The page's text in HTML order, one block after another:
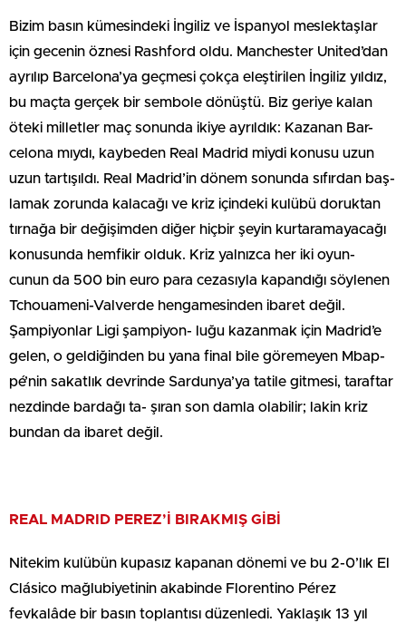
Bizim basın kümesindeki İngiliz ve İspanyol meslektaşlar
için gecenin öznesi Rashford oldu. Manchester United’dan
ayrılıp Barcelona’ya geçmesi çokça eleştirilen İngiliz yıldız,
bu maçta gerçek bir sembole dönüştü. Biz geriye kalan
öteki milletler maç sonunda ikiye ayrıldık: Kazanan Bar-
celona mıydı, kaybeden Real Madrid miydi konusu uzun
uzun tartışıldı. Real Madrid’in dönem sonunda sıfırdan baş-
lamak zorunda kalacağı ve kriz içindeki kulübü doruktan
tırnağa bir değişimden diğer hiçbir şeyin kurtaramayacağı
konusunda hemfikir olduk. Kriz yalnızca her iki oyun-
cunun da 500 bin euro para cezasıyla kapandığı söylenen
Tchouameni-Valverde hengamesinden ibaret değil.
Şampiyonlar Ligi şampiyon- luğu kazanmak için Madrid’e
gelen, o geldiğinden bu yana final bile göremeyen Mbap-
pé’nin sakatlık devrinde Sardunya’ya tatile gitmesi, taraftar
nezdinde bardağı ta- şıran son damla olabilir; lakin kriz
bundan da ibaret değil.
REAL MADRID PEREZ’İ BIRAKMIŞ GİBİ
Nitekim kulübün kupasız kapanan dönemi ve bu 2-0’lık El
Clásico mağlubiyetinin akabinde Florentino Pérez
fevkalâde bir basın toplantısı düzenledi. Yaklaşık 13 yıl